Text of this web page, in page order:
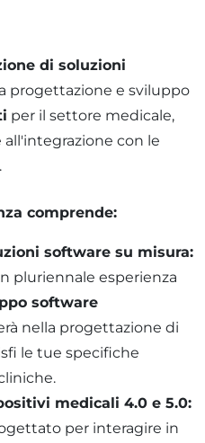
di soluzioni
progettazione e sviluppo
per il settore medicale,
con le
comprende:
software su misura:
pluriennale esperienza
software
nella progettazione di
le tue specifiche
medicali 4.0 e 5.0:
per interagire in